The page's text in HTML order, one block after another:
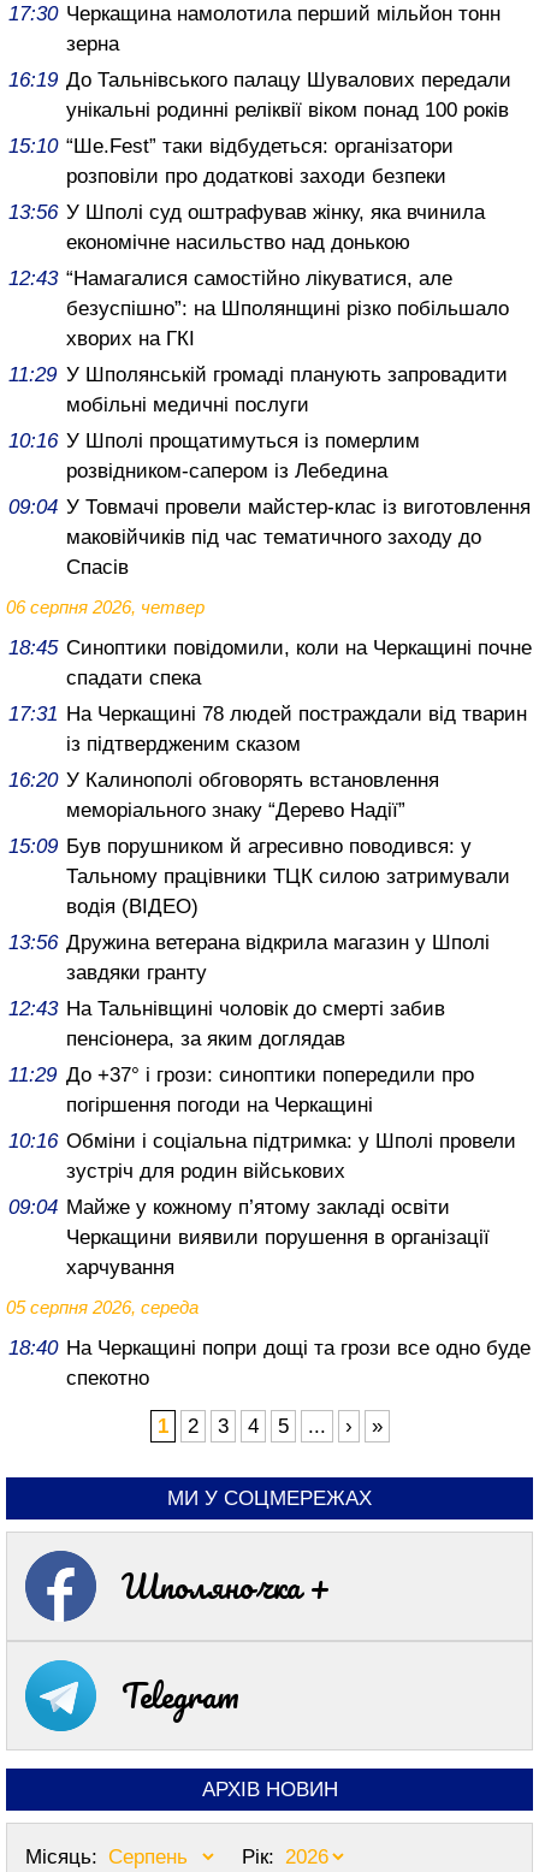
17:30 Черкащина намолотила перший мільйон тонн
зерна
16:19 До Тальнівського палацу Шувалових передали
унікальні родинні реліквії віком понад 100 років
15:10 “Ше.Fest” таки відбудеться: організатори
розповіли про додаткові заходи безпеки
13:56 У Шполі суд оштрафував жінку, яка вчинила
економічне насильство над донькою
12:43 “Намагалися самостійно лікуватися, але
безуспішно”: на Шполянщині різко побільшало
хворих на ГКІ
11:29 У Шполянській громаді планують запровадити
мобільні медичні послуги
10:16 У Шполі прощатимуться із померлим
розвідником-сапером із Лебедина
09:04 У Товмачі провели майстер-клас із виготовлення
маковійчиків під час тематичного заходу до
Спасів
06 серпня 2026, четвер
18:45 Синоптики повідомили, коли на Черкащині почне
спадати спека
17:31 На Черкащині 78 людей постраждали від тварин
із підтвердженим сказом
16:20 У Калинополі обговорять встановлення
меморіального знаку “Дерево Надії”
15:09 Був порушником й агресивно поводився: у
Тальному працівники ТЦК силою затримували
водія (ВІДЕО)
13:56 Дружина ветерана відкрила магазин у Шполі
завдяки гранту
12:43 На Тальнівщині чоловік до смерті забив
пенсіонера, за яким доглядав
11:29 До +37° і грози: синоптики попередили про
погіршення погоди на Черкащині
10:16 Обміни і соціальна підтримка: у Шполі провели
зустріч для родин військових
09:04 Майже у кожному п’ятому закладі освіти
Черкащини виявили порушення в організації
харчування
05 серпня 2026, середа
18:40 На Черкащині попри дощі та грози все одно буде
спекотно
1 2 3 4 5 ... › »
МИ У СОЦМЕРЕЖАХ
Шполяночка +
Telegram
АРХІВ НОВИН
Місяць: Рік: